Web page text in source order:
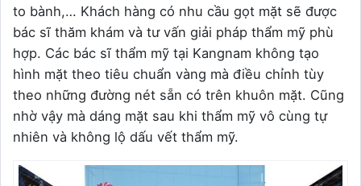
to bành,… Khách hàng có nhu cầu gọt mặt sẽ được
bác sĩ thăm khám và tư vấn giải pháp thẩm mỹ phù
hợp. Các bác sĩ thẩm mỹ tại Kangnam không tạo
hình mặt theo tiêu chuẩn vàng mà điều chỉnh tùy
theo những đường nét sẵn có trên khuôn mặt. Cũng
nhờ vậy mà dáng mặt sau khi thẩm mỹ vô cùng tự
nhiên và không lộ dấu vết thẩm mỹ.